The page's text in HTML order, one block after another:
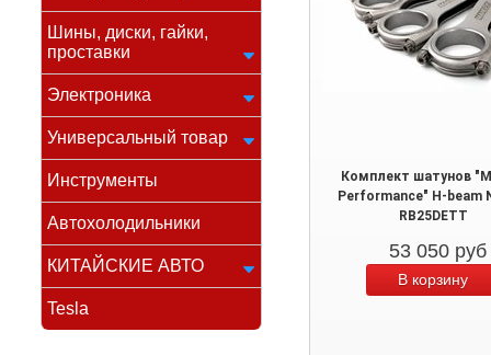
Шины, диски, гайки,
проставки
Электроника
Универсальный товар
Инструменты
Автохолодильники
КИТАЙСКИЕ АВТО
Tesla
Комплект шатунов
Performance" H-beam
RB25DETT
53 050 руб